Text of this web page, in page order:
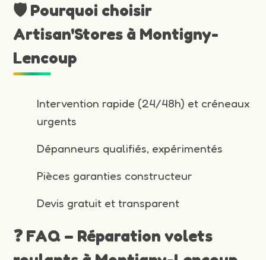
🛡️ Pourquoi choisir
Artisan'Stores à Montigny-
Lencoup
Intervention rapide (24/48h) et créneaux
urgents
Dépanneurs qualifiés, expérimentés
Pièces garanties constructeur
Devis gratuit et transparent
❓ FAQ – Réparation volets